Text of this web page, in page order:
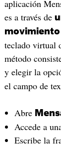
aplicación
es a través de
movimiento
teclado virtual
método
y elegir la
el campo de
Abre
Accede a
Escribe la